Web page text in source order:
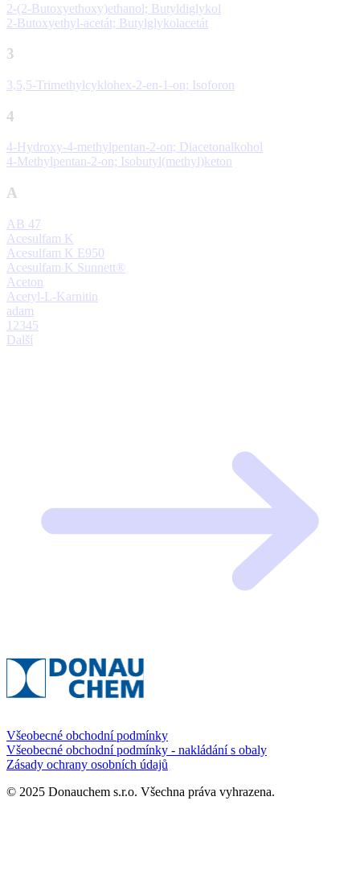
2-(2-Butoxyethoxy)ethanol; Butyldiglykol
2-Butoxyethyl-acetát; Butylglykolacetát
3
3,5,5-Trimethylcyklohex-2-en-1-on; Isoforon
4
4-Hydroxy-4-methylpentan-2-on; Diacetonalkohol
4-Methylpentan-2-on; Isobutyl(methyl)keton
A
AB 47
Acesulfam K
Acesulfam K E950
Acesulfam K Sunnett®
Aceton
Acetyl-L-Karnitin
adam
1 2345
Další
Všeobecné obchodní podmínky
Všeobecné obchodní podmínky - nakládání s obaly
Zásady ochrany osobních údajů
© 2025 Donauchem s.r.o. Všechna práva vyhrazena.